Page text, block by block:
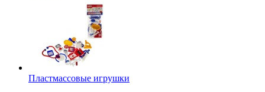
Пластмассовые игрушки